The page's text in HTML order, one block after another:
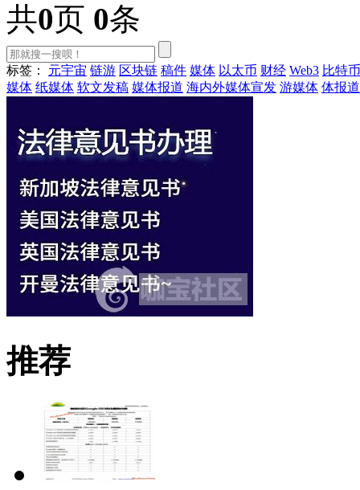
共0页 0条
标签： 元宇宙 链游 区块链 稿件 媒体 以太币 财经 Web3 比特币
媒体 纸媒体 软文发稿 媒体报道 海内外媒体宣发 游媒体 体报道
推荐